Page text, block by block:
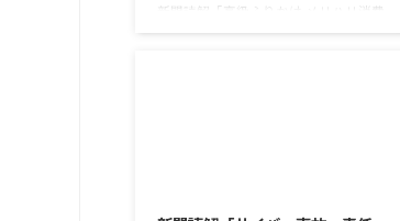
新聞読解「高級ふりかけ メリハリ消費